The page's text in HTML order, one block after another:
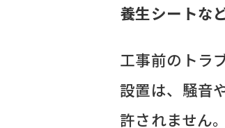
養生シートな
工事前のトラ
設置は、騒音
許されません